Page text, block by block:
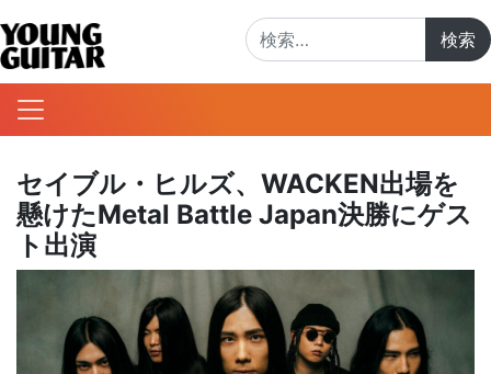
セイブル・ヒルズ、WACKEN出場を
懸けたMetal Battle Japan決勝にゲス
ト出演